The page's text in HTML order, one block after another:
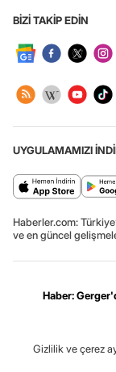
BİZİ TAKİP EDİN
UYGULAMAMIZI
Haberler.com:
ve en güncel
Haber:
Gizlilik ve çerez